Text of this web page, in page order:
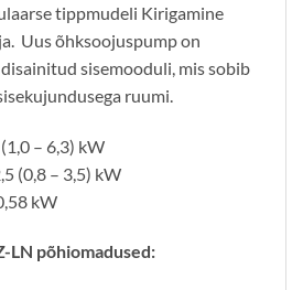
tippmudeli Kirigamine
Uus õhksoojuspump on
sisemooduli, mis sobib
ruumi.
– 6,3) kW
(0,8 – 3,5) kW
kW
LN põhiomadused: